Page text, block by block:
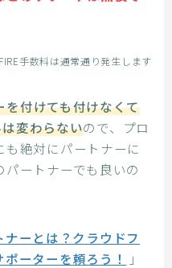
手数料は通常通り発生します
を付けても付けなくて
変わらないので、プロ
絶対にパートナーに
ートナーでも良いの
ナーとは？クラウドフ
ーターを頼ろう！
」